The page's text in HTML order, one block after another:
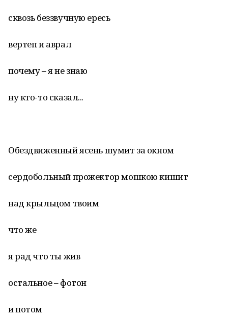
сквозь беззвучную ересь
вертеп и аврал
почему – я не знаю
ну кто-то сказал...
Обездвиженный ясень шумит за окном
сердобольный прожектор мошкою кишит
над крыльцом твоим
что же
я рад что ты жив
остальное – фотон
и потом